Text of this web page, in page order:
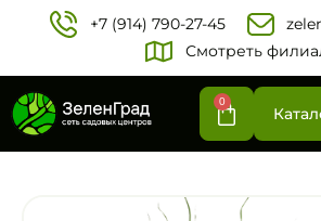
+7 (914) 790-27-45‬
Смотреть
0